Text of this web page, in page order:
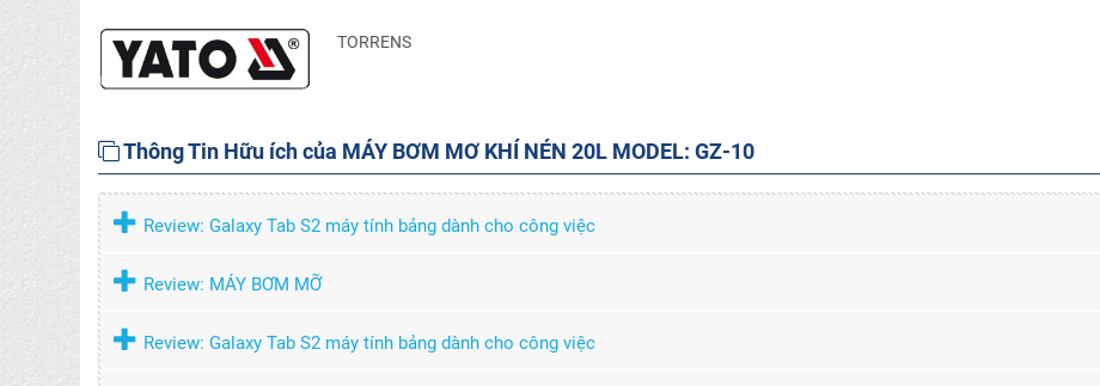
TORRENS
Thông Tin Hữu ích của MÁY BƠM MƠ KHÍ NÉN 20L MODEL: GZ-10
Review: Galaxy Tab S2 máy tính bảng dành cho công việc
Review: MÁY BƠM MỠ
Review: Galaxy Tab S2 máy tính bảng dành cho công việc